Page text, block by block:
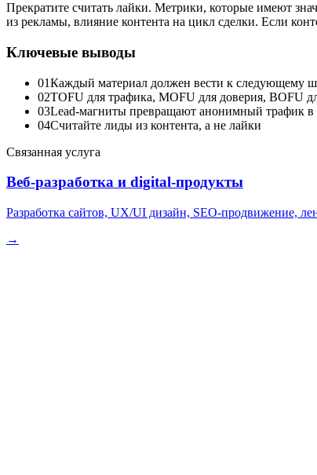
Прекратите считать лайки. Метрики, которые имеют
из рекламы, влияние контента на цикл сделки. Если
Ключевые выводы
01Каждый материал должен вести к следующему
02TOFU для трафика, MOFU для доверия, BOFU
03Lead-магниты превращают анонимный трафик в
04Считайте лиды из контента, а не лайки
Связанная услуга
Веб-разработка и digital-продукты
Разработка сайтов, UX/UI дизайн, SEO-продвижение,
→